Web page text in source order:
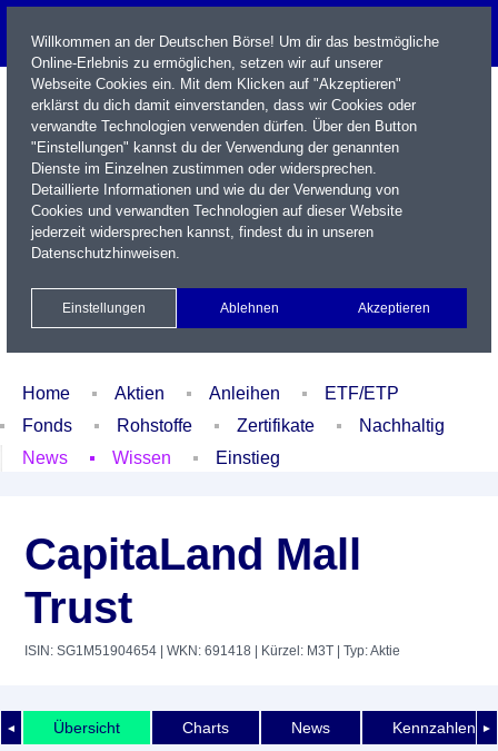
Name / WKN / ISIN / Kürzel
Xetra Realtime
Watchlist Portfolio Login
Home Aktien Anleihen
ETF/ETP
Fonds
Rohstoffe Zertifikate
Nachhaltig
News
Wissen Einstieg
CapitaLand Mall
Trust
ISIN: SG1M51904654 | WKN: 691418 | Kürzel: M3T | Typ: Aktie
◄ ►
Übersicht Charts News Kennzahlen
Willkommen an der Deutschen Börse! Um dir das bestmögliche
Online-Erlebnis zu ermöglichen, setzen wir auf unserer
Webseite Cookies ein. Mit dem Klicken auf "Akzeptieren"
erklärst du dich damit einverstanden, dass wir Cookies oder
verwandte Technologien verwenden dürfen. Über den Button
"Einstellungen" kannst du der Verwendung der genannten
Dienste im Einzelnen zustimmen oder widersprechen.
Detaillierte Informationen und wie du der Verwendung von
Cookies und verwandten Technologien auf dieser Website
jederzeit widersprechen kannst, findest du in unseren
Datenschutzhinweisen.
Einstellungen Ablehnen Akzeptieren